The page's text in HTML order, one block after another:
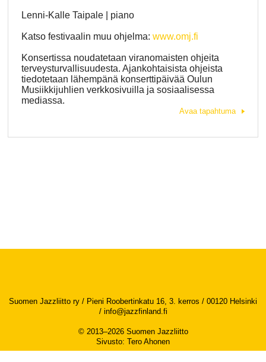
Lenni-Kalle Taipale | piano
Katso festivaalin muu ohjelma: www.omj.fi
Konsertissa noudatetaan viranomaisten ohjeita
terveysturvallisuudesta. Ajankohtaisista ohjeista
tiedotetaan lähempänä konserttipäivää Oulun
Musiikkijuhlien verkkosivuilla ja sosiaalisessa
mediassa.
Avaa tapahtuma
Suomen Jazzliitto ry / Pieni Roobertinkatu 16, 3. kerros / 00120 Helsinki
/ info@jazzfinland.fi
© 2013–2026 Suomen Jazzliitto
Sivusto: Tero Ahonen